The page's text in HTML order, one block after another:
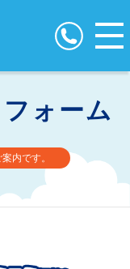
ォーム
内です。